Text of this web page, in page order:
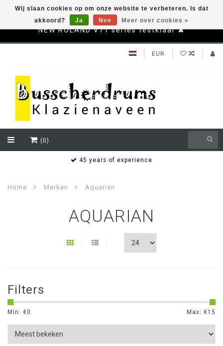
NEW ROLAND V71 series testklaar
EUR
(0)
45 years of experience
Home Merken Aquarian
AQUARIAN
Filters
Min: €0 Max: €15
Wij slaan cookies op om onze website te verbeteren. Is dat
akkoord?
Ja Nee Meer over cookies »